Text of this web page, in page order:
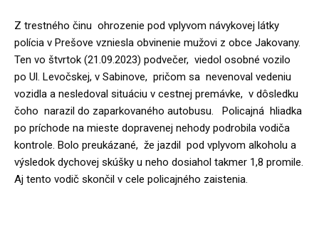
Z trestného činu ohrozenie pod vplyvom návykovej látky
polícia v Prešove vzniesla obvinenie mužovi z obce Jakovany.
Ten vo štvrtok (21.09.2023) podvečer, viedol osobné vozilo
po Ul. Levočskej, v Sabinove, pričom sa nevenoval vedeniu
vozidla a nesledoval situáciu v cestnej premávke, v dôsledku
čoho narazil do zaparkovaného autobusu. Policajná hliadka
po príchode na mieste dopravenej nehody podrobila vodiča
kontrole. Bolo preukázané, že jazdil pod vplyvom alkoholu a
výsledok dychovej skúšky u neho dosiahol takmer 1,8 promile.
Aj tento vodič skončil v cele policajného zaistenia.